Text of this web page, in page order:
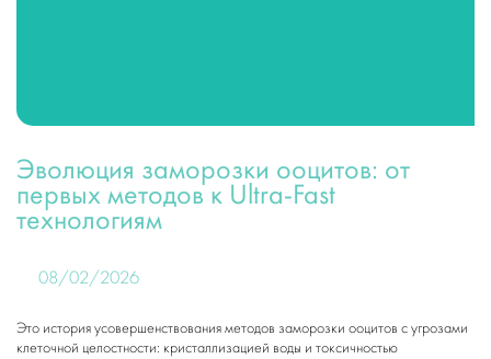
Эволюция заморозки ооцитов: от
первых методов к Ultra-Fast
технологиям
08/02/2026
Это история усовершенствования методов заморозки ооцитов с угрозами
клеточной целостности: кристаллизацией воды и токсичностью